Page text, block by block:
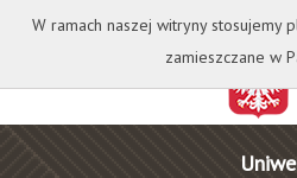
W ramach naszej witryny stosujemy
zamieszczane w